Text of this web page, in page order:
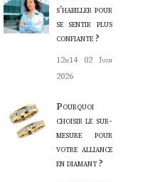
s’habiller pour
se sentir plus
confiante ?
12h14
02 Juin
2026
Pourquoi
choisir le sur-
mesure pour
votre alliance
en diamant ?